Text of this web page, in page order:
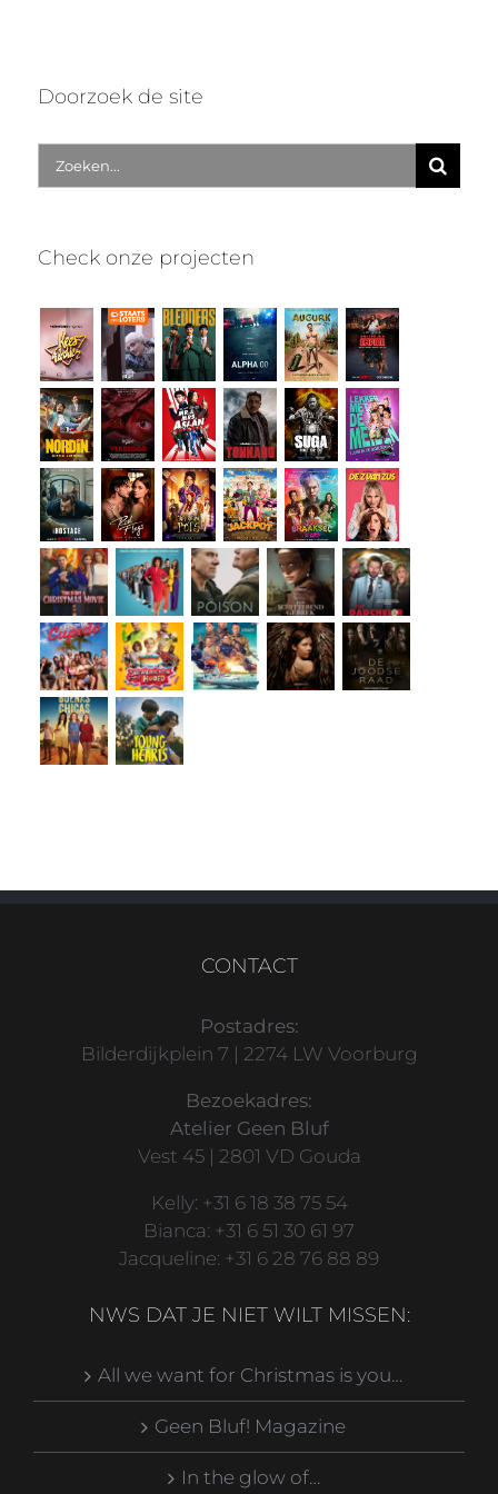
Doorzoek de site
Zoek
naar:
Check onze projecten
CONTACT
Postadres:
Bilderdijkplein 7 | 2274 LW Voorburg
Bezoekadres:
Atelier Geen Bluf
Vest 45 | 2801 VD Gouda
Kelly: +31 6 18 38 75 54
Bianca: +31 6 51 30 61 97
Jacqueline: +31 6 28 76 88 89
NWS DAT JE NIET WILT MISSEN:
All we want for Christmas is you…
Geen Bluf! Magazine
In the glow of…